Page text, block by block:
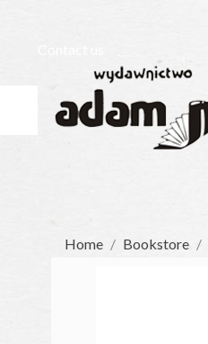
Home Bookstore